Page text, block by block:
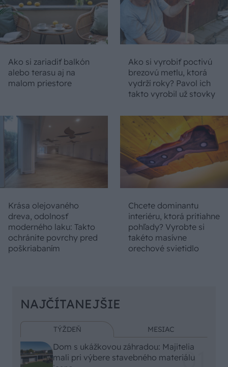
Ako si zariadiť balkón
alebo terasu aj na
malom priestore
Ako si vyrobiť poctivú
brezovú metlu, ktorá
vydrží roky? Pavol ich
takto vyrobil už stovky
Krása olejovaného
dreva, odolnosť
moderného laku: Takto
ochránite povrchy pred
poškriabaním
Chcete dominantu
interiéru, ktorá pritiahne
pohľady? Vyrobte si
takéto masívne
orechové svietidlo
NAJČÍTANEJŠIE
TÝŽDEŇ MESIAC
Dom s ukážkovou záhradou: Majitelia
mali pri výbere stavebného materiálu